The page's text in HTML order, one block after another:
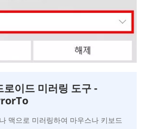
로이드 미러링 도구 -
맥으로 미러링하여 마우스나 키보드